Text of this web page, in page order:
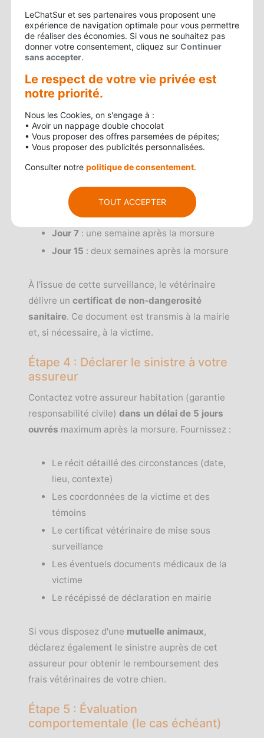
brefs délais (idéalement sous 24 à 48 heures).
La mairie vous remettra un formulaire de
déclaration. Cette démarche estobligatoire
précise l'article L211-14-2 du Code rural.
Étape 3 : Placer le chien sous
surveillance vétérinaire
Votre chien doit être présenté chez un
vétérinaire pourtrois visites obligatoires
Jour 0
: le jour de la morsure (ou dans les
24 heures)
Jour 7 : une semaine après la morsure
Jour 15 : deux semaines après la morsure
À l'issue de cette surveillance, le vétérinaire
délivre un certificat de non-dangerosité
sanitaire. Ce document est transmis à la mairie
et, si nécessaire, à la victime.
Étape 4 : Déclarer le sinistre à votre
assureur
Contactez votre assureur habitation (garantie
responsabilité civile) dans un délai de 5 jours
ouvrés maximum après la morsure. Fournissez :
Le récit détaillé des circonstances (date,
lieu, contexte)
Les coordonnées de la victime et des
témoins
Le certificat vétérinaire de mise sous
surveillance
Les éventuels documents médicaux de la
victime
Le récépissé de déclaration en mairie
Si vous disposez d'une mutuelle animaux,
déclarez également le sinistre auprès de cet
assureur pour obtenir le remboursement des
frais vétérinaires de votre chien.
Étape 5 : Évaluation
comportementale (le cas échéant)
LeChatSur et ses partenaires vous proposent une
expérience de navigation optimale pour vous permettre
de réaliser des économies. Si vous ne souhaitez pas
donner votre consentement, cliquez sur Continuer
sans accepter.
Le respect de votre vie privée est
notre priorité.
Nous les Cookies, on s'engage à :
• Avoir un nappage double chocolat
• Vous proposer des offres parsemées de pépites;
• Vous proposer des publicités personnalisées.
Consulter notre politique de consentement.
TOUT ACCEPTER